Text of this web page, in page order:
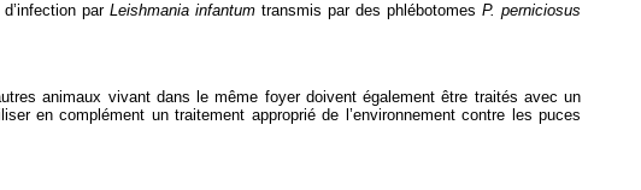
par Leishmania infantumtransmis par des phlébotomes P. perniciosus
animaux vivant dans le même foyer doivent également être traités avec un
en complément un traitement approprié de l’environnement contre les puces